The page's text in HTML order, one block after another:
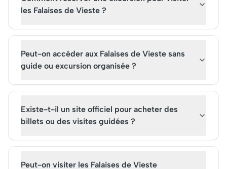
les Falaises de Vieste ?
Peut-on accéder aux Falaises de Vieste sans
guide ou excursion organisée ?
Existe-t-il un site officiel pour acheter des
billets ou des visites guidées ?
Peut-on visiter les Falaises de Vieste